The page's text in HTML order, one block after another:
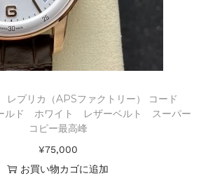
プリカ（APSファクトリー） コード
ルド ホワイト レザーベルト スーパー
コピー最高峰
¥75,000
お買い物カゴに追加